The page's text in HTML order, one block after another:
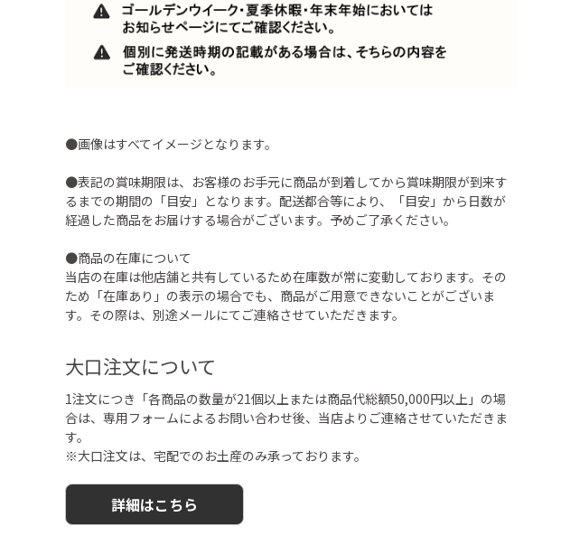
●画像はすべてイメージとなります。
●表記の賞味期限は、お客様のお手元に商品が到着してから賞味期限が到来す
るまでの期間の「目安」となります。配送都合等により、「目安」から日数が
経過した商品をお届けする場合がございます。予めご了承ください。
●商品の在庫について
当店の在庫は他店舗と共有しているため在庫数が常に変動しております。その
ため「在庫あり」の表示の場合でも、商品がご用意できないことがございま
す。その際は、別途メールにてご連絡させていただきます。
大口注文について
1注文につき「各商品の数量が21個以上または商品代総額50,000円以上」の場
合は、専用フォームによるお問い合わせ後、当店よりご連絡させていただきま
す。
※大口注文は、宅配でのお土産のみ承っております。
詳細はこちら